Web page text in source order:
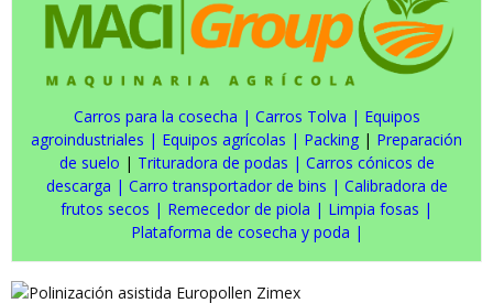
Carros para la cosecha | Carros Tolva | Equipos
agroindustriales | Equipos agrícolas | Packing | Preparación
de suelo | Trituradora de podas | Carros cónicos de
descarga | Carro transportador de bins | Calibradora de
frutos secos | Remecedor de piola | Limpia fosas |
Plataforma de cosecha y poda |